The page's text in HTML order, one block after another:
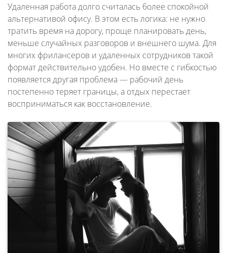
Удаленная работа долго считалась более спокойной
альтернативой офису. В этом есть логика: не нужно
тратить время на дорогу, проще планировать день,
меньше случайных разговоров и внешнего шума. Для
многих фрилансеров и удаленных сотрудников такой
формат действительно удобен. Но вместе с гибкостью
появляется другая проблема — рабочий день
постепенно теряет границы, а отдых перестает
восприниматься как восстановление.